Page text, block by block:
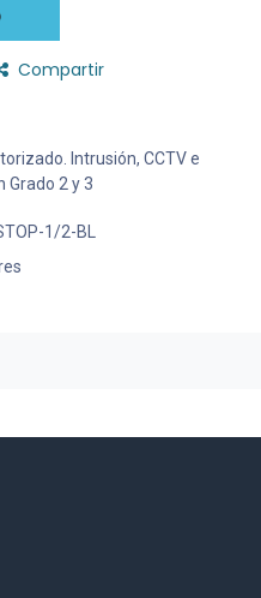
Compartir
Intrusión, CCTV e
Grado 2 y 3
1/2-BL